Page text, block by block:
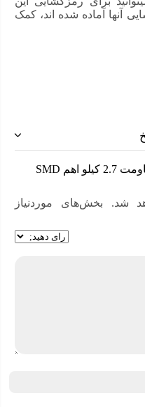
آنها آماده شده اند، کمک
پرسش و پاسخ خود را درمورد “مقاومت 2.7 کیلو اهم SMD
شد.
بخش‌های موردنیاز